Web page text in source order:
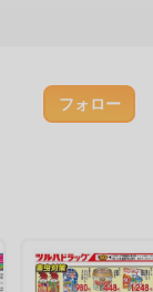
フォロー